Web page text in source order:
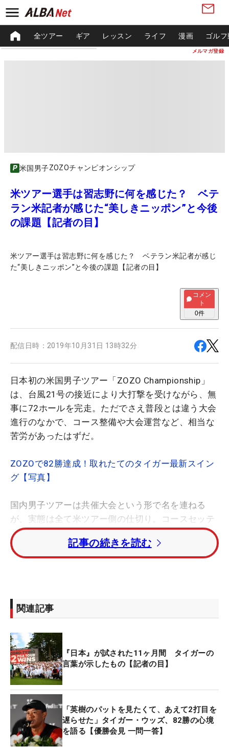
メルマガ登録
全ツアー ギア レッスン ライフ 漫画 ゴル
米国男子ZOZOチャンピオンシップ
米ツアー選手は習志野に何を感じた？ ベテ
ラン米記者が感じた“美しきニッポン”と今後
の課題【記者の目】
米ツアー選手は習志野に何を感じた？ ベテラン米記者が感じ
た“美しきニッポン”と今後の課題【記者の目】
コメン
ト
0件
配信日時： 2019年10月31日 13時32分
日本初の米国男子ツアー「ZOZO Championship」
は、台風21号の接近により大打撃を受けながら、無
事に72ホールを完走。ただでさえ普段とは違う大会
進行のなかで、コース整備や大会運営など、相当な
苦労があったはずだ。
ZOZOで82勝達成！取れたてのタイガー最新スイン
グ【写真】
国内男子ツアーは共催大会という形で名を連ねる
が、実態は全て米ツアー側の仕切り。コースセッテ
ィングや、ホスピタリティ、インタビュー、全てが
米ツアー仕切りのため、戸惑いもあったことだろ
う。そんななかでの“5日間大会”。関係者の奮闘はす
タイガー・ウッズ
に並ぶという記念すべき大会となったが、日本のエ
に日本のゴルフファンも酔いしれたことだろう。コ
ースの一部が水没し、140ヤードパー4が生まれ、安
全面を考慮し3日目が無観客試合となるなど、苦渋
の決断を迫られた部分はあったが、大成功に終わっ
たといっていいのではないか。
今回は初の日本開催ということで、大きな注目が集
まった。それは日本に限らず。海外メディアもこの
記事の続きを読む
関連記事
『日本』が試された11ヶ月間 タイガーの
言葉が示したもの【記者の目】
「英樹のパットを見たくて、あえて2打目を
遅らせた」タイガー・ウッズ、82勝の心境
を語る【優勝会見 一問一答】